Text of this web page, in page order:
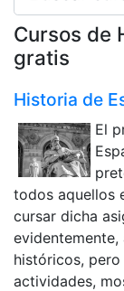
Cursos de
gratis
Historia de
El
todos aquellos
cursar dicha
históricos,
actividades,